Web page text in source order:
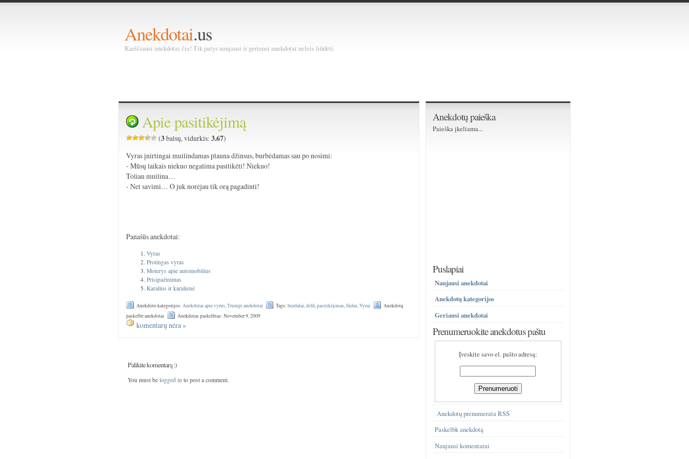
Anekdotai.us
Karščiausi anekdotai čia! Tik patys naujausi ir geriausi anekdotai neleis liūdėti.
Apie pasitikėjimą
(3balsų, vidurkis:3.67)
Vyras įnirtingai muilindamas plauna džinsus, burbėdamas sau po nosimi:
- Mūsų laikais niekuo negalima pasitikėti! Niekuo!
Toliau muilina…
- Net savimi… O juk norėjau tik orą pagadinti!
Panašūs anekdotai:
Vyras
Protingas vyras
Moterys apie automobilius
Prisipažinimas
Karalius ir karalienė
Anekdoto kategorijos:Anekdotai apie vyrus,Trumpi anekdotai Tags:bezdalai,delfi,pasitikėjimas,šūdas,Vyrai
Anekdotą
paskelbė anekdotai
Anekdotas paskelbtas: November 9, 2009
komentarų nėra »
Palikite komentarą :)
You must be logged into post a comment.
Anekdotų paieška
Paieška įkeliama...
Puslapiai
Naujausi anekdotai
Anekdotų kategorijos
Geriausi anekdotai
Prenumeruokite anekdotus paštu
Įveskite savo el. pašto adresą:
Anekdotų prenumerata RSS
Paskelbk anekdotą
Naujausi komentarai